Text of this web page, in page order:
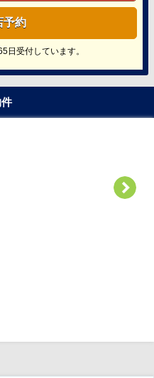
予約
日受付しています。